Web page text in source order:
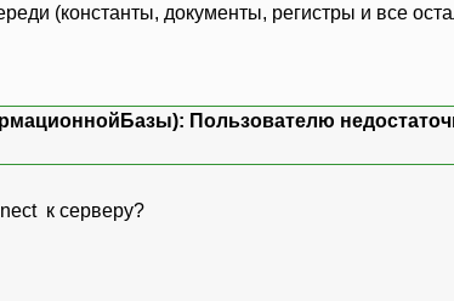
(константы, документы, регистры и все
Пользователю
к серверу?